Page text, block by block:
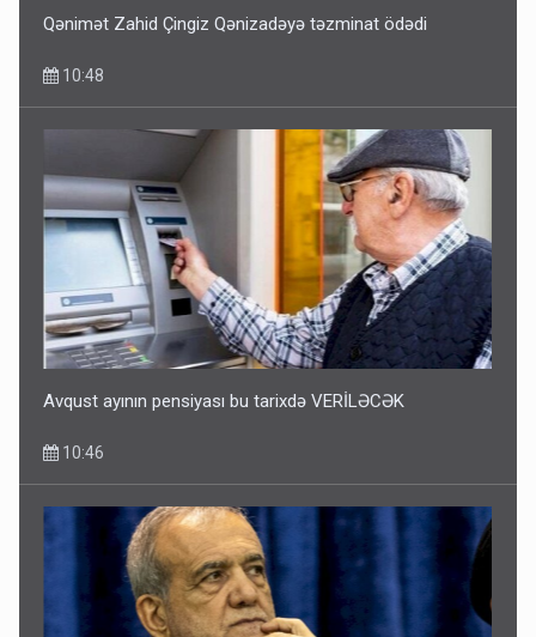
Qənimət Zahid Çingiz Qənizadəyə təzminat ödədi
10:48
Avqust ayının pensiyası bu tarixdə VERİLƏCƏK
10:46